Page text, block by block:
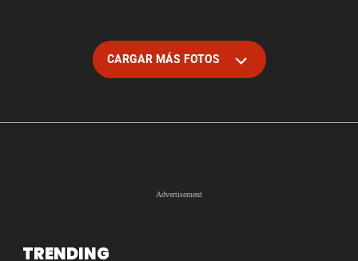
CARGAR MÁS FOTOS
TRENDING